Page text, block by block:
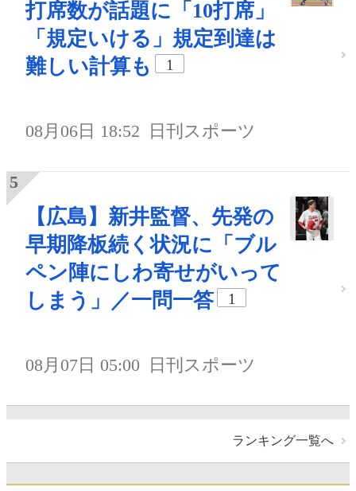
打席数が話題に「10打席」
「規定いける」規定到達は
難しい計算も
1
08月06日 18:52 日刊スポーツ
【広島】新井監督、先発の
早期降板続く状況に「ブル
ペン陣にしわ寄せがいって
しまう」／一問一答
1
08月07日 05:00 日刊スポーツ
ランキング一覧へ